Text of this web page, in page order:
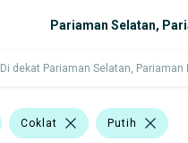
Pariaman Selatan,
Di dekat Pariaman Selatan, Pariaman
Coklat Putih